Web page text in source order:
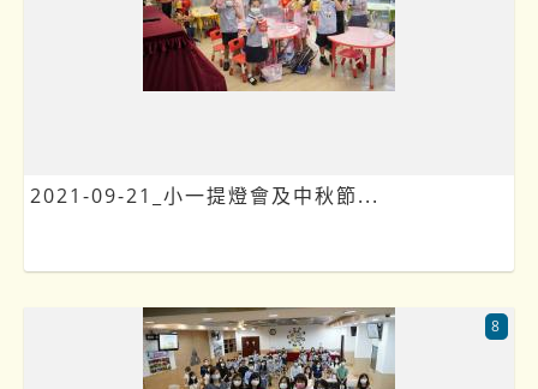
2021-09-21_小一提燈會及中秋節...
8